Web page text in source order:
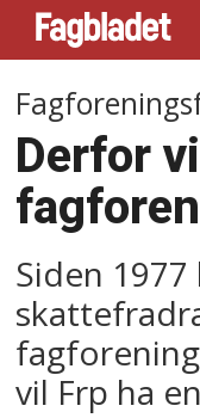
Derfor
Siden
vil Frp ha